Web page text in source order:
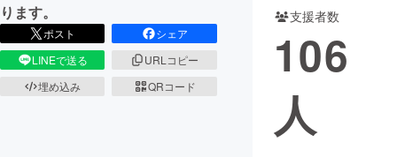
ります。
ポスト
シェア
LINEで送る
URLコピー
埋め込み
QRコード
支援者数
106
人